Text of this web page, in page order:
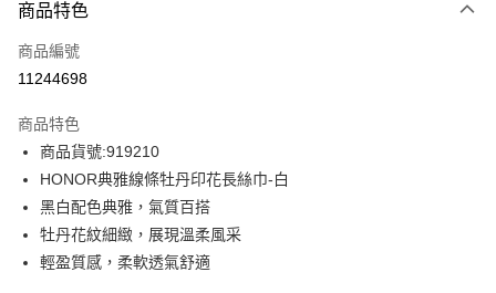
信用卡一次付款
超商取貨付款
Apple Pay
街口支付
悠遊付
Google Pay
商品特色
商品編號
11244698
商品特色
商品貨號:919210
HONOR典雅線條牡丹印花長絲巾-白
黑白配色典雅，氣質百搭
牡丹花紋細緻，展現溫柔風采
輕盈質感，柔軟透氣舒適